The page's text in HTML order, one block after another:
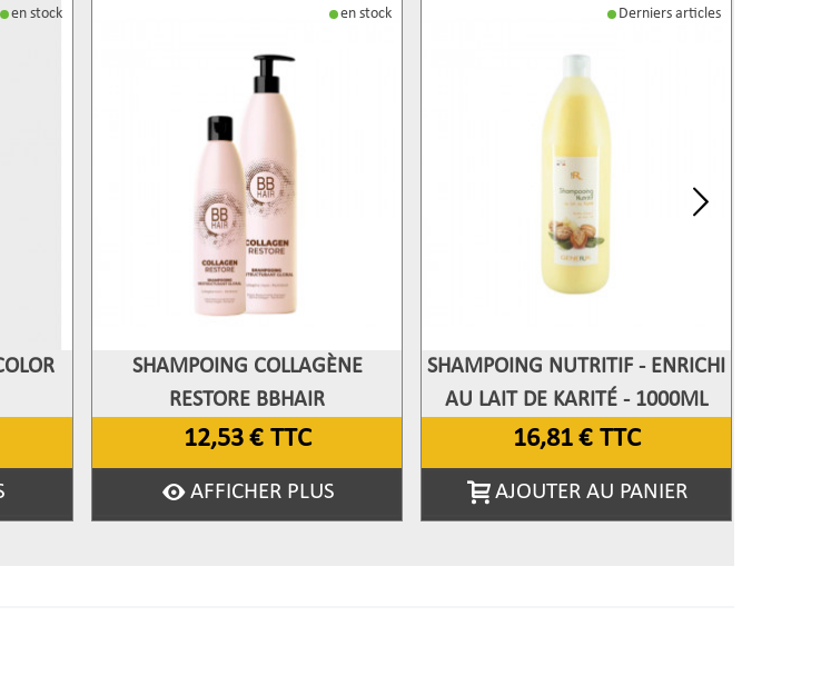
en stock en stock
Afficher Plus
SHAMPOING COLLAGÈNE
RESTORE BBHAIR
12,53 € TTC
AFFICHER PLUS
Derniers articles
Afficher Plus
SHAMPOING NUTRITIF - ENRICHI
AU LAIT DE KARITÉ - 1000ML
16,81 € TTC
AJOUTER AU PANIER